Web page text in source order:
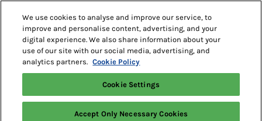
content
2027年5月18-20日
澳門威尼斯人
Asian IR Expo
We use cookies to analyse and improve our service, to
improve and personalise content, advertising, and your
digital experience. We also share information about your
use of our site with our social media, advertising, and
analytics partners. Cookie Policy
Cookie Settings
Accept Only Necessary Cookies